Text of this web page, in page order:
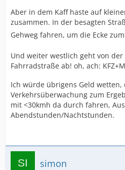
Aber in dem Kaff haste auf
zusammen. In der besagten
Gehweg fahren, um die Ecke
Und weiter westlich geht von der
Fahrradstraße ab! oh, ach:
Ich würde übrigens Geld wetten,
Verkehrsüberwachung zum
mit <30kmh da durch fahren,
Abendstunden/Nachtstunden.
simon